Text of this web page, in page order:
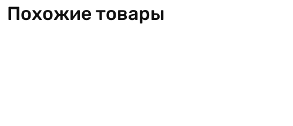
Похожие товары